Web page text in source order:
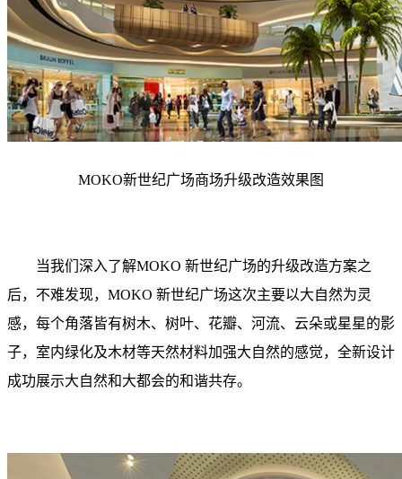
MOKO新世纪广场商场升级改造效果图
当我们深入了解MOKO 新世纪广场的升级改造方案之
后，不难发现，MOKO 新世纪广场这次主要以大自然为灵
感，每个角落皆有树木、树叶、花瓣、河流、云朵或星星的影
子，室内绿化及木材等天然材料加强大自然的感觉，全新设计
成功展示大自然和大都会的和谐共存。